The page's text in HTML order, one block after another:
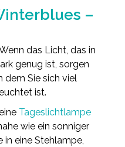
–
das Licht, das in
genug ist, sorgen
dem Sie sich viel
ist.
Tageslichtlampe
wie ein sonniger
in eine Stehlampe,